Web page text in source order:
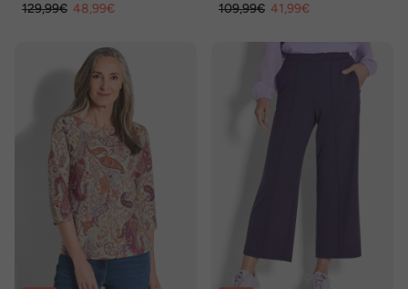
129,99€ 48,99€ 109,99€ 41,99€